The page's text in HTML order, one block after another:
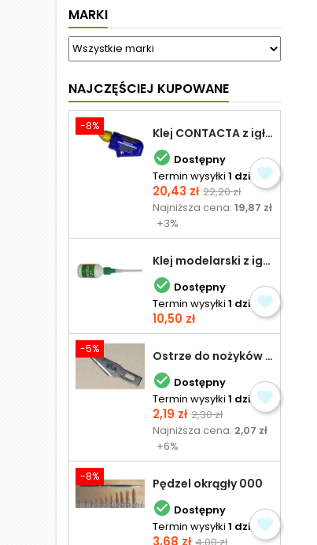
MARKI
NAJCZĘŚCIEJ KUPOWANE
-8% Klej CONTACTA z igłą do plastiku 25,0 g
 Dostępny
Termin wysyłki 1 dzień
Cena
20,43 zł Cena
podstawowa
22,20 zł
Najniższa cena:19,87 zł
+3%
Klej modelarski z igłą 30 ml
 Dostępny
Termin wysyłki 1 dzień
Cena
10,50 zł
-5% Ostrze do nożyków Excel
 Dostępny
Termin wysyłki 1 dzień
Cena
2,19 zł Cena
podstawowa
2,30 zł
Najniższa cena: 2,07 zł
+6%
-8% Pędzel okrągły 000
 Dostępny
Termin wysyłki 1 dzień
Cena
3,68 zł Cena